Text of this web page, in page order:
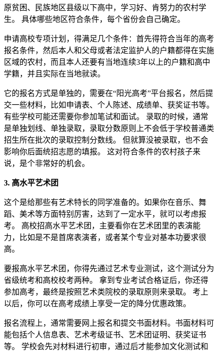
原贫困、民族地区县级以下高中，学习好、肯努力的农村学
生。 具体哪些地区符合条件，每个省份会自己确定。
申请高校专项计划，得满足几个条件：首先得符合当年的高考
报名条件，然后本人和父母或者法定监护人的户籍都得在实施
区域的农村，而且本人还要有当地连续3年以上的户籍和高中
学籍，并且实际在当地就读。
它的报名方式是单独的，需要在“阳光高考”平台报名，然后提
交一些材料，比如申请表、个人陈述、成绩单、获奖证书等。
有些学校可能还需要你参加笔试和面试。 录取的时候，通常
是单独划线、单独录取，录取分数原则上不会低于学校普通类
招生所在批次的录取控制分数线。 但就算没被录取，也不会
影响你后面统招志愿的填报。 这对符合条件的农村孩子来
说，是个非常好的机会。
3. 高水平艺术团
这个是给那些有艺术特长的同学准备的。如果你在音乐、舞
蹈、美术等方面特别厉害，达到了一定水平，就可以考虑报
考。 高校招高水平艺术团，主要看你在艺术团里的表演能
力，比如是不是首席表演者，或者某个专业对基本功要求很
高。
要报高水平艺术团，你得先通过艺术专业测试，这个测试分为
省级统考和高校校考两种。 拿到专业考试合格证后，你还得
参加高考，最终是按照艺术类院校的录取原则来录取。 考上
以后，你可以在高考成绩上享受一定的降分优惠政策。
报名流程上，通常需要网上报名和提交书面材料。书面材料可
能包括个人信息表、艺术考级证书、艺术团证明、获奖证书
等。 学校会先对材料进行初审，通过后才能参加文化测试和